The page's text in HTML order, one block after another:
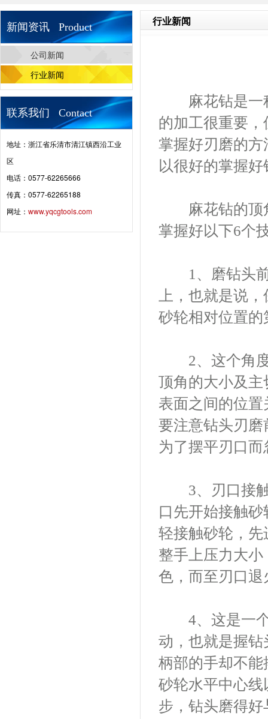
新闻资讯 Product
公司新闻
行业新闻
联系我们 Contact
地址：浙江省乐清市清江镇西沿工业
区
电话：0577-62265666
传真：0577-62265188
网址： www.yqcgtools.com
行业新闻
麻花钻是一种
的加工很重要
掌握好刃磨的
以很好的掌握
麻花钻的顶角
掌握好以下6个
1、磨钻头前
上，也就是说
砂轮相对位置
2、这个角度
顶角的大小及
表面之间的位
要注意钻头刃
为了摆平刃口
3、刃口接触
口先开始接触
轻接触砂轮，
整手上压力大
色，而至刃口
4、这是一个
动，也就是握
柄部的手却不
砂轮水平中心
步，钻头磨得